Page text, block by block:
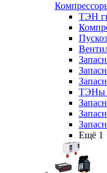
ТЭН
ТЭНы
Ещё 1